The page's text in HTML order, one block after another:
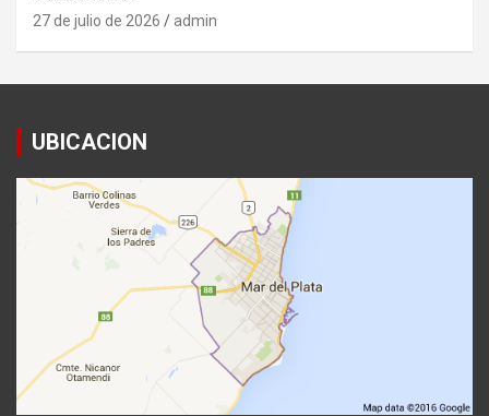
27 de julio de 2026 admin
UBICACION